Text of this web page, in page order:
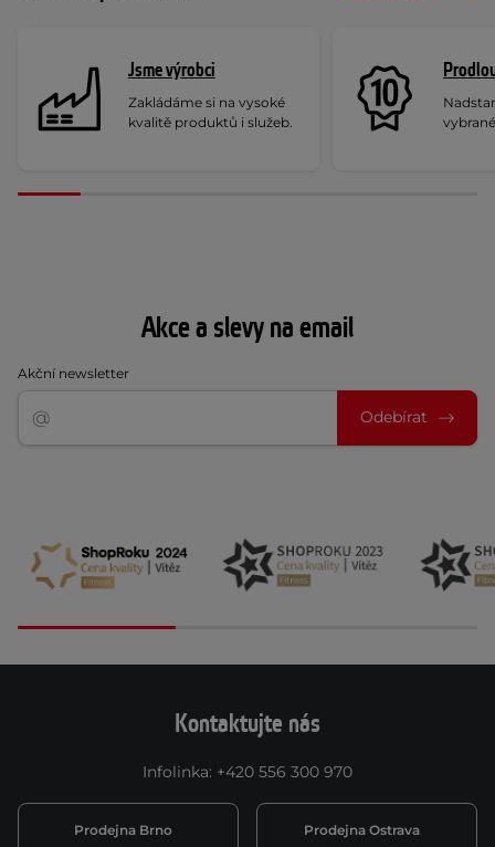
Jsme výrobci
Zakládáme si na vysoké
kvalitě produktů i služeb.
Akce a slevy na email
Akční newsletter
Odebírat
Kontaktujte nás
Infolinka: +420 556 300 970
Prodejna Brno Prodejna Ostrava